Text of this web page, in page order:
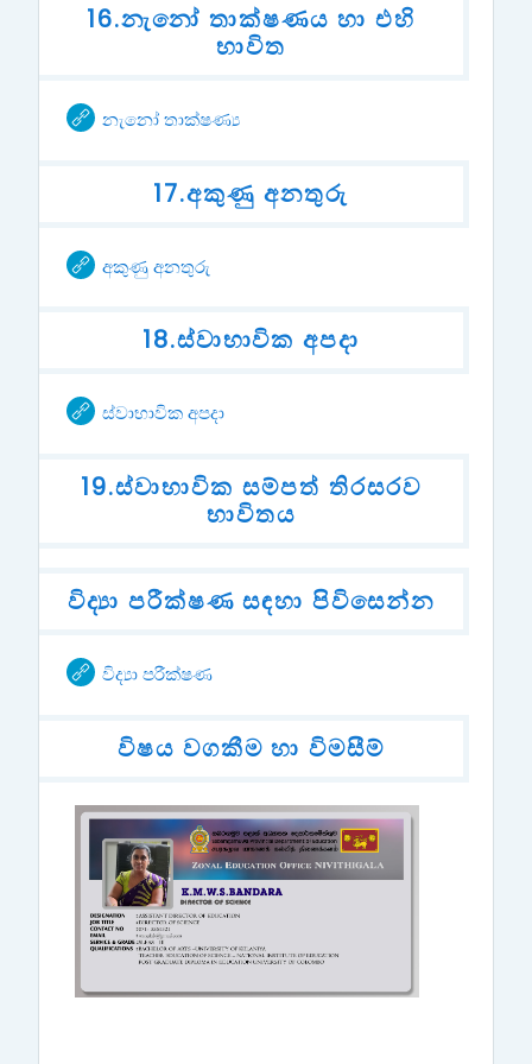
16.නැනෝ තාක්ෂණය හා එහි
භාවිත
නැනෝ තාක්ෂණ්‍යURL
17.අකුණු අනතුරු
අකුණු අනතුරුURL
18.ස්වාභාවික අපදා
ස්වාභාවික අපදාURL
19.ස්වාභාවික සම්පත් තිරසරව
භාවිතය
විද්‍යා පරීක්ෂණ සඳහා පිවිසෙන්න
විද්‍යා පරීක්ෂණURL
විෂය වගකීම හා විමසීම්